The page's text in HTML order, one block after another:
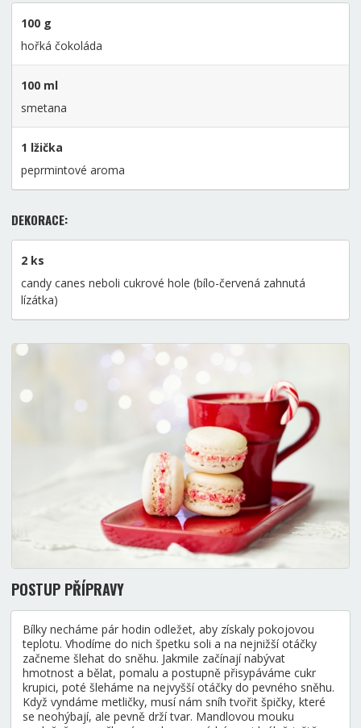
100 g
hořká čokoláda
100 ml
smetana
1 lžička
peprmintové aroma
DEKORACE:
2 ks
candy canes neboli cukrové hole (bílo-červená zahnutá
lízátka)
POSTUP PŘÍPRAVY
Bílky necháme pár hodin odležet, aby získaly pokojovou
teplotu. Vhodíme do nich špetku soli a na nejnižší otáčky
začneme šlehat do sněhu. Jakmile začínají nabývat
hmotnost a bělat, pomalu a postupně přisypáváme cukr
krupici, poté šleháme na nejvyšší otáčky do pevného sněhu.
Když vyndáme metličky, musí nám sníh tvořit špičky, které
se neohýbají, ale pevně drží tvar. Mandlovou mouku